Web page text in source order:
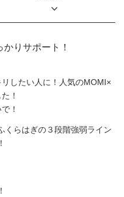
りサポート！
したい人に！人気のMOMI×
！
！
くらはぎの３段階強弱ライン